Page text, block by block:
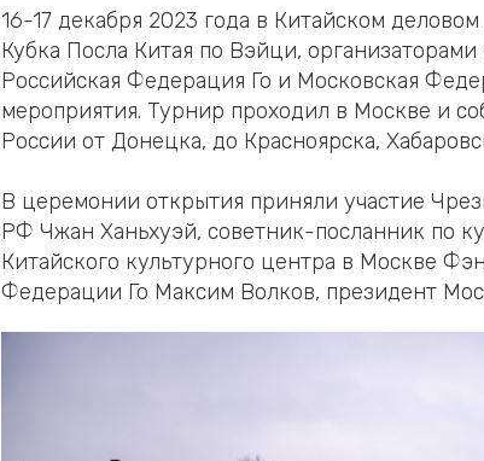
16-17 декабря 2023 года в Китайском
Кубка Посла Китая по Вэйци,
Российская Федерация Го и Московская
мероприятия. Турнир проходил в Москве и
России от Донецка, до Красноярска,
В церемонии открытия приняли участие
РФ Чжан Ханьхуэй, советник-посланник по
Китайского культурного центра в Москве
Федерации Го Максим Волков, президент